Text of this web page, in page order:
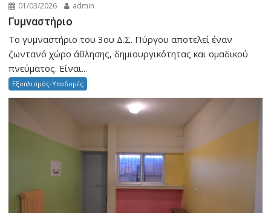
01/03/2026 admin
Γυμναστήριο
Το γυμναστήριο του 3ου Δ.Σ. Πύργου αποτελεί έναν
ζωντανό χώρο άθλησης, δημιουργικότητας και ομαδικού
πνεύματος. Είναι...
Εξοπλισμός-Υποδομές